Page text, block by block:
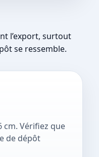
l’export, surtout
se ressemble.
cm. Vérifiez que
de dépôt